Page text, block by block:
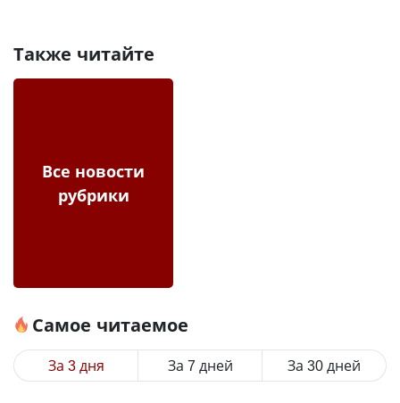
Также читайте
Все новости
рубрики
Самое читаемое
За 3 дня За 7 дней За 30 дней